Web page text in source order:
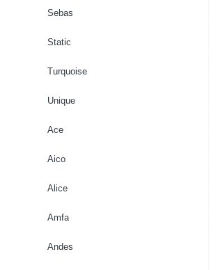
Sebas
Static
Turquoise
Unique
Ace
Aico
Alice
Amfa
Andes